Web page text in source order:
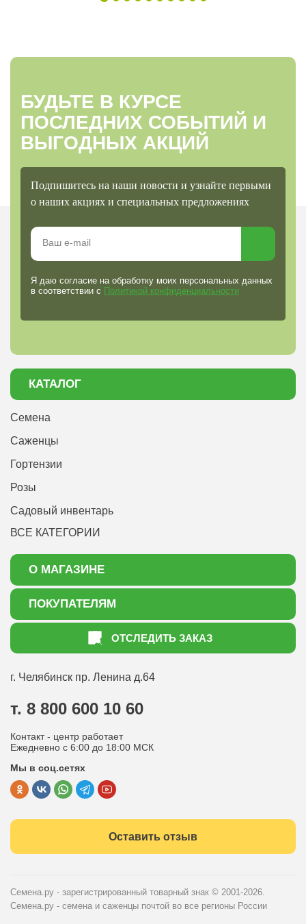
БУДЬТЕ В КУРСЕ
ПОСЛЕДНИХ СОБЫТИЙ И
ВЫГОДНЫХ АКЦИЙ
Подпишитесь на наши новости и узнайте первыми
о наших акциях и специальных предложениях
Я даю согласие на обработку моих персональных данных
в соответствии с Политикой конфиденциальности
КАТАЛОГ
Семена
Саженцы
Гортензии
Розы
Садовый инвентарь
ВСЕ КАТЕГОРИИ
О МАГАЗИНЕ
О нас
Акции
ПОКУПАТЕЛЯМ
Как оформить заказ
Статьи садоводу
Оптовым покупателям
Политика конфиденциальности
Публичная оферта
ОТСЛЕДИТЬ ЗАКАЗ
г. Челябинск пр. Ленина д.64
т. 8 800 600 10 60
Контакт - центр работает
Ежедневно с 6:00 до 18:00 МСК
Мы в соц.сетях
Оставить отзыв
Семена.ру - зарегистрированный товарный знак © 2001-2026.
Семена.ру - семена и саженцы почтой во все регионы России